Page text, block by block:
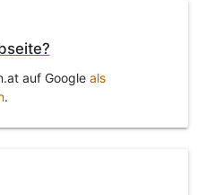
auf Google als
.